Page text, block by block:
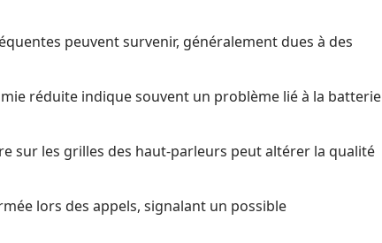
peuvent survenir, généralement dues à des
réduite indique souvent un problème lié à la batterie
sur les grilles des haut-parleurs peut altérer la qualité
lors des appels, signalant un possible